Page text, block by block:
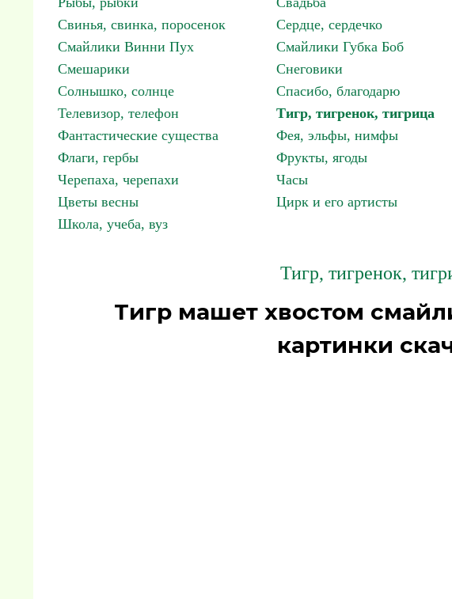
Свинья, свинка, поросенок
Сердце, сердечко
Смайлики Винни Пух
Смайлики Губка Боб
Смешарики
Снеговики
Солнышко, солнце
Спасибо, благодарю
Телевизор, телефон
Тигр, тигренок, тигрица
Фантастические существа
Фея, эльфы, нимфы
Флаги, гербы
Фрукты, ягоды
Черепаха, черепахи
Часы
Цветы весны
Цирк и его артисты
Школа, учеба, вуз
Тигр, тигренок,
Тигр машет хвостом
картинки